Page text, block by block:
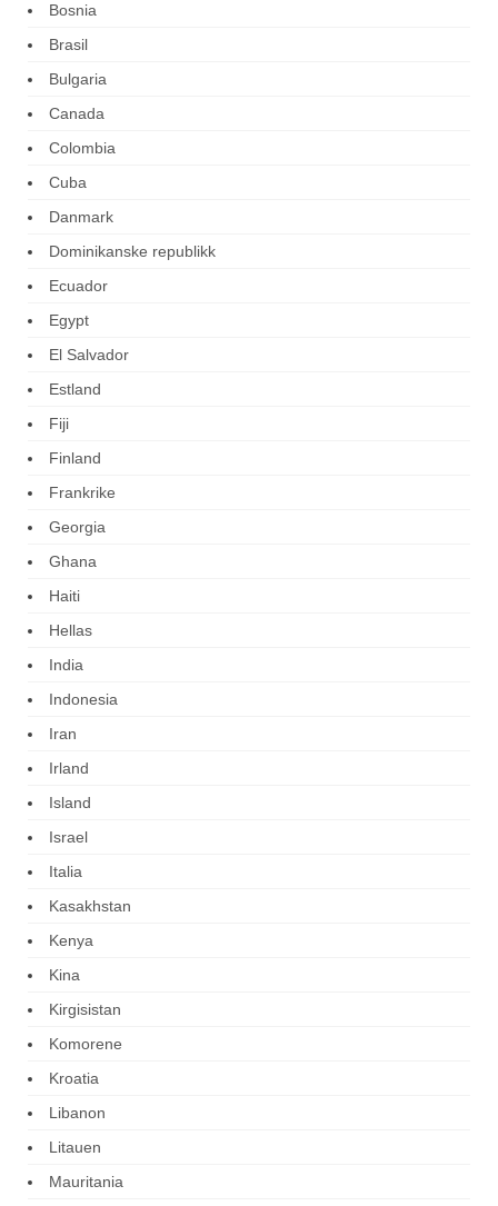
Bosnia
Brasil
Bulgaria
Canada
Colombia
Cuba
Danmark
Dominikanske republikk
Ecuador
Egypt
El Salvador
Estland
Fiji
Finland
Frankrike
Georgia
Ghana
Haiti
Hellas
India
Indonesia
Iran
Irland
Island
Israel
Italia
Kasakhstan
Kenya
Kina
Kirgisistan
Komorene
Kroatia
Libanon
Litauen
Mauritania